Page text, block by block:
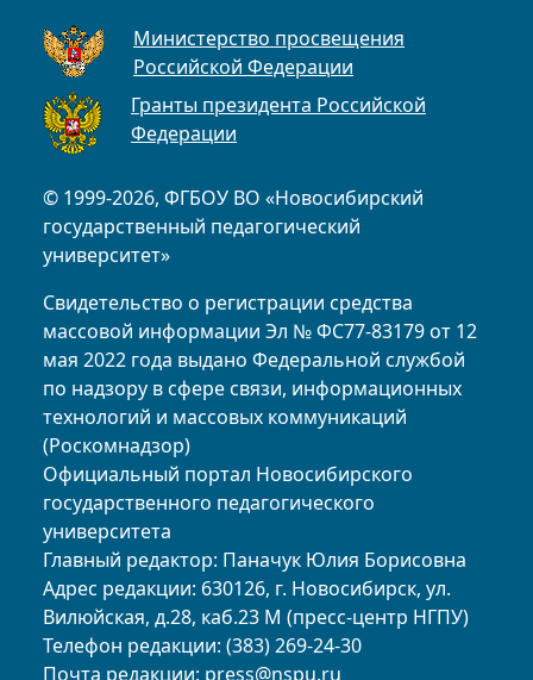
© 1999-2026, ФГБОУ ВО «Новосибирский
государственный педагогический
университет»
Свидетельство о регистрации средства
массовой информации Эл № ФС77-83179 от 12
мая 2022 года выдано Федеральной службой
по надзору в сфере связи, информационных
технологий и массовых коммуникаций
(Роскомнадзор)
Официальный портал Новосибирского
государственного педагогического
университета
Главный редактор: Паначук Юлия Борисовна
Адрес редакции: 630126, г. Новосибирск, ул.
Вилюйская, д.28, каб.23 М (пресс-центр НГПУ)
Телефон редакции: (383) 269-24-30
Почта редакции: press@nspu.ru
Министерство просвещения
Российской Федерации
Гранты президента Российской
Федерации